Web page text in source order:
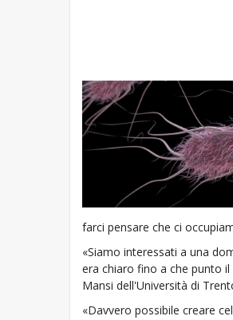
farci pensare che ci
«Siamo interessati a una
era chiaro fino a che punto
Mansi dell'Università di
«Davvero possibile creare